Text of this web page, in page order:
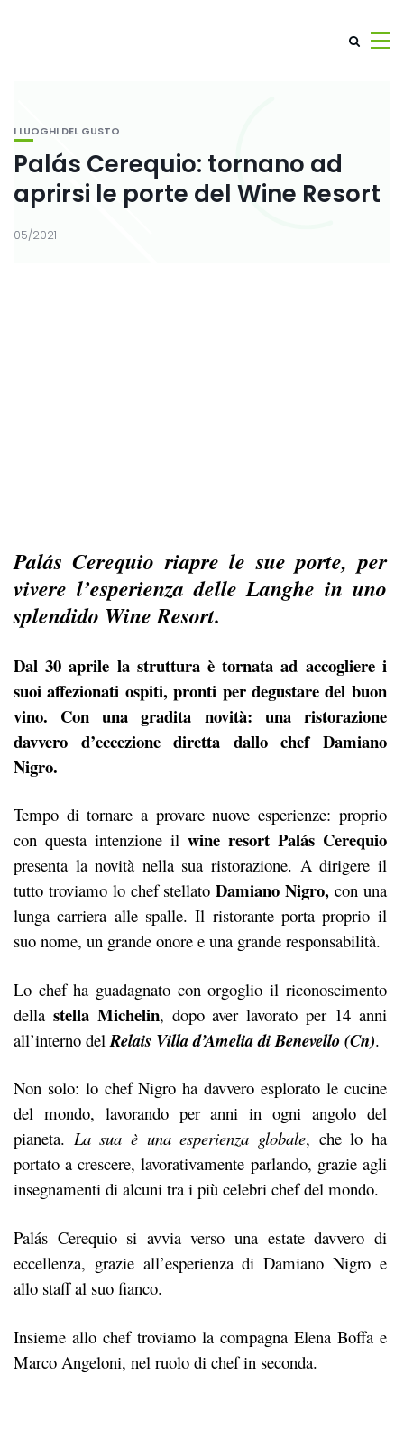
I LUOGHI DEL GUSTO
Palás Cerequio: tornano ad
aprirsi le porte del Wine Resort
05/2021
Palás Cerequio riapre le sue porte, per
vivere l’esperienza delle Langhe in uno
splendido Wine Resort.
Dal 30 aprile la struttura è tornata ad accogliere i
suoi affezionati ospiti, pronti per degustare del buon
vino. Con una gradita novità: una ristorazione
davvero d’eccezione diretta dallo chef Damiano
Nigro.
Tempo di tornare a provare nuove esperienze: proprio
con questa intenzione il wine resort Palás Cerequio
presenta la novità nella sua ristorazione. A dirigere il
tutto troviamo lo chef stellatoDamiano Nigro, con una
lunga carriera alle spalle. Il ristorante porta proprio il
suo nome, un grande onore e una grande responsabilità.
Lo chef ha guadagnato con orgoglio il riconoscimento
della stella Michelin, dopo aver lavorato per 14 anni
all’interno del Relais Villa d’Amelia di Benevello (Cn).
Non solo: lo chef Nigro ha davvero esplorato le cucine
del mondo, lavorando per anni in ogni angolo del
pianeta. La sua è una esperienza globale, che lo ha
portato a crescere, lavorativamente parlando, grazie agli
insegnamenti di alcuni tra i più celebri chef del mondo.
Palás Cerequio si avvia verso una estate davvero di
eccellenza, grazie all’esperienza di Damiano Nigro e
allo staff al suo fianco.
Insieme allo chef troviamo la compagna Elena Boffa e
Marco Angeloni, nel ruolo di chef in seconda.